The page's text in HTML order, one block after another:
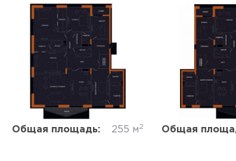
Общая площадь: 255 м2
Да, удалить Отмена
Общая
Да, удалить